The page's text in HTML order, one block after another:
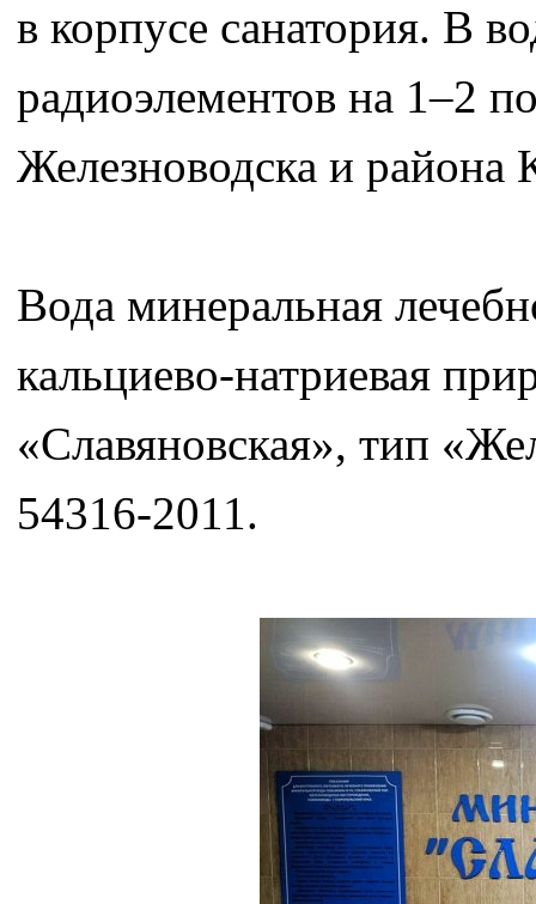
в корпусе санатория. В
радиоэлементов на 1–2
Железноводска и
Вода минеральная
кальциево-натриевая
«Славяновская», тип
54316-2011.